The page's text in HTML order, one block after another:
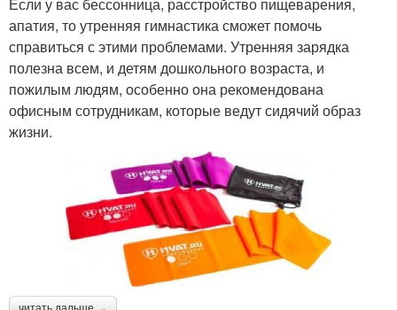
апатия, то утренняя гимнастика сможет помочь
справиться с этими проблемами. Утренняя зарядка
полезна всем, и детям дошкольного возраста, и
пожилым людям, особенно она рекомендована
офисным сотрудникам, которые ведут сидячий образ
жизни.